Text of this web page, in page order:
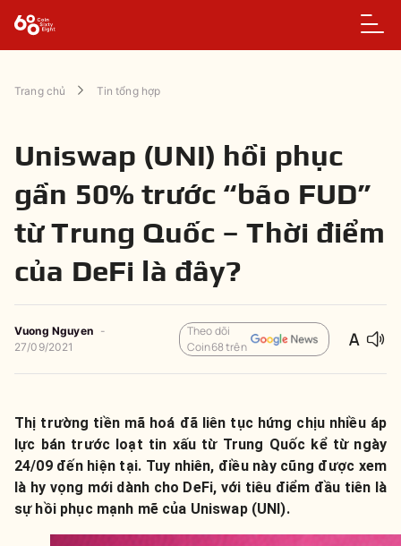
Trang chủ Tin tổng hợp
Uniswap (UNI) hồi phục
gần 50% trước “bão FUD”
từ Trung Quốc – Thời điểm
của DeFi là đây?
Vuong Nguyen
-
27/09/2021
Theo dõi
Coin68 trên
Thị trường tiền mã hoá đã liên tục hứng chịu nhiều áp
lực bán trước loạt tin xấu từ Trung Quốc kể từ ngày
24/09 đến hiện tại. Tuy nhiên, điều này cũng được xem
là hy vọng mới dành cho DeFi, với tiêu điểm đầu tiên là
sự hồi phục mạnh mẽ của Uniswap (UNI).